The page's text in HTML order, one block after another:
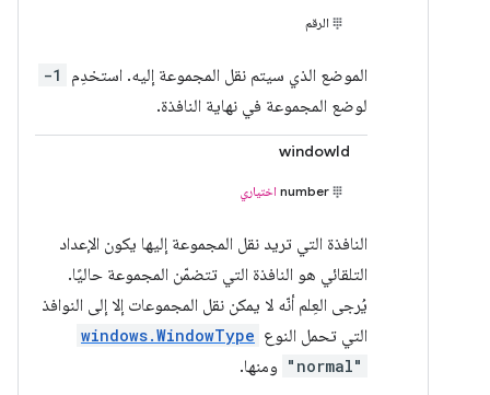
الرقم
الموضع الذي سيتم نقل المجموعة إليه. استخدِم -1
لوضع المجموعة في نهاية النافذة.
windowId
number اختياري
النافذة التي تريد نقل المجموعة إليها يكون الإعداد
التلقائي هو النافذة التي تتضمّن المجموعة حاليًا.
يُرجى العِلم أنّه لا يمكن نقل المجموعات إلا إلى النوافذ
التي تحمل النوع windows.WindowType
"normal" ومنها.